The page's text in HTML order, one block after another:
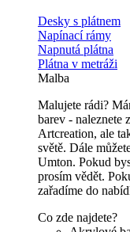
Desky s plátnem
Napínací rámy
Napnutá plátna
Plátna v metráži
Malba
Malujete rádi?
barev - naleznete
Artcreation, ale
světě. Dále
Umton. Pokud
prosím vědět.
zařadíme do
Co zde najdete?